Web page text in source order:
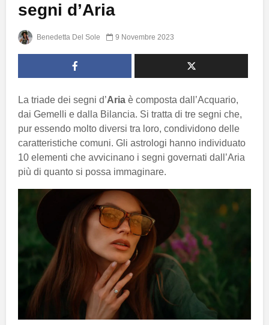
segni d’Aria
Benedetta Del Sole 9 Novembre 2023
La triade dei segni d’Aria è composta dall’Acquario,
dai Gemelli e dalla Bilancia. Si tratta di tre segni che,
pur essendo molto diversi tra loro, condividono delle
caratteristiche comuni. Gli astrologi hanno individuato
10 elementi che avvicinano i segni governati dall’Aria
più di quanto si possa immaginare.